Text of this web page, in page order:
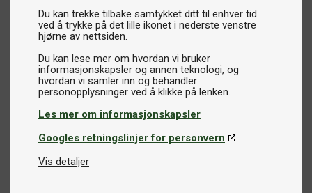
Du kan trekke tilbake samtykket ditt til enhver tid
ved å trykke på det lille ikonet i nederste venstre
hjørne av nettsiden.
Du kan lese mer om hvordan vi bruker
informasjonskapsler og annen teknologi, og
hvordan vi samler inn og behandler
Les mer om informasjonskapsler
Googles retningslinjer for personvern
Vis detaljer